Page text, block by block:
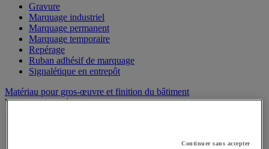
Gravure
Marquage industriel
Marquage permanent
Marquage temporaire
Repérage
Ruban adhésif de marquage
Signalétique en entrepôt
Matériau pour gros-œuvre et finition du bâtiment
Voir toute la catégorie
Continuer sans accepter